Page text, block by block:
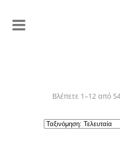
Βλέπετε 1–12 από